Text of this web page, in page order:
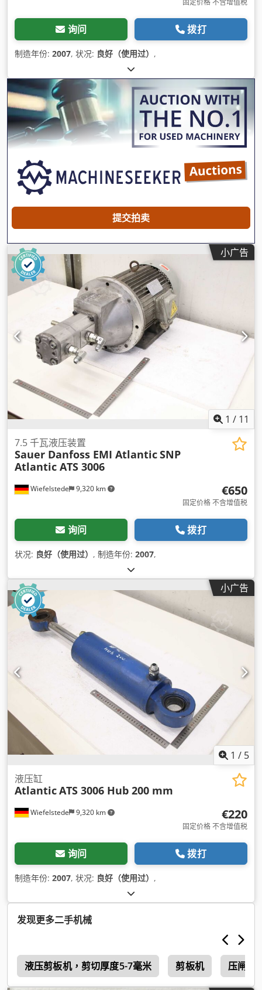
固定价格 不含增值税
询问 拨打
制造年份: 2007, 状况: 良好（使用过） ,
提交拍卖
小广告
1 / 11
Wiefelstede 9,320 km
7.5 千瓦液压装置
Sauer Danfoss EMI AtlanticSNP
Atlantic ATS 3006
€650
固定价格 不含增值税
询问 拨打
状况: 良好（使用过） , 制造年份: 2007,
小广告
1 / 5
Wiefelstede 9,320 km
液压缸
AtlanticATS 3006 Hub 200 mm
€220
固定价格 不含增值税
询问 拨打
制造年份: 2007, 状况: 良好（使用过） ,
发现更多二手机械
液压剪板机，剪切厚度5-7毫米 剪板机 压闸